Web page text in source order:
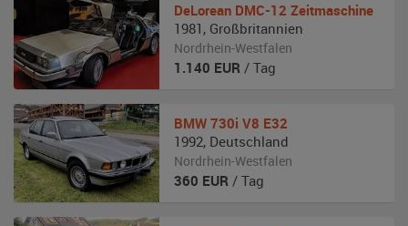
DeLorean DMC-12 Zeitmaschine
1981 , Großbritannien
Nordrhein-Westfalen
1.140 EUR / Tag
BMW 730i V8 E32
1992, Deutschland
Nordrhein-Westfalen
360 EUR / Tag